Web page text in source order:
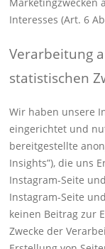
Interesses (Art. 6
Verarbeitung
statistischen
Wir haben unsere
eingerichtet und
bereitgestellte
Insights”), die uns
Instagram-Seite
Instagram-Seite
keinen Beitrag zur
Zwecke der